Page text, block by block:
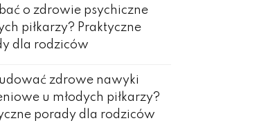
o zdrowie psychiczne
piłkarzy? Praktyczne
dla rodziców
zdrowe nawyki
u młodych piłkarzy?
porady dla rodziców